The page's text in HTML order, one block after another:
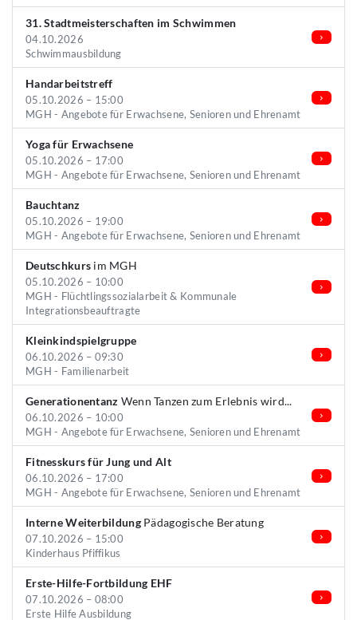
31. Stadtmeisterschaften im Schwimmen
04.10.2026
Schwimmausbildung
Handarbeitstreff
05.10.2026 – 15:00
MGH - Angebote für Erwachsene, Senioren und Ehrenamt
Yoga für Erwachsene
05.10.2026 – 17:00
MGH - Angebote für Erwachsene, Senioren und Ehrenamt
Bauchtanz
05.10.2026 – 19:00
MGH - Angebote für Erwachsene, Senioren und Ehrenamt
Deutschkurs im MGH
05.10.2026 – 10:00
MGH - Flüchtlingssozialarbeit & Kommunale
Integrationsbeauftragte
Kleinkindspielgruppe
06.10.2026 – 09:30
MGH - Familienarbeit
Generationentanz Wenn Tanzen zum Erlebnis wird...
06.10.2026 – 10:00
MGH - Angebote für Erwachsene, Senioren und Ehrenamt
Fitnesskurs für Jung und Alt
06.10.2026 – 17:00
MGH - Angebote für Erwachsene, Senioren und Ehrenamt
Interne WeiterbildungPädagogische Beratung
07.10.2026 – 15:00
Kinderhaus Pfiffikus
Erste-Hilfe-Fortbildung EHF
07.10.2026 – 08:00
Erste Hilfe Ausbildung